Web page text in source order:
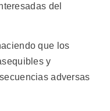
del
que los
y
adversas